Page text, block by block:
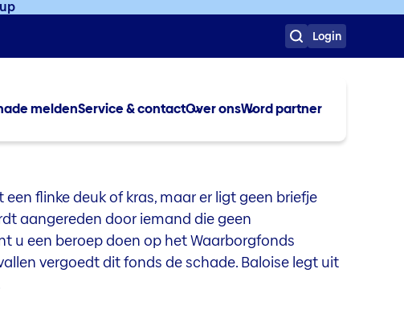
Login
meldenService & contactOver onsWord partner
flinke deuk of kras, maar er ligt geen briefje
aangereden door iemand die geen
u een beroep doen op het Waarborgfonds
vergoedt dit fonds de schade. Baloise legt uit